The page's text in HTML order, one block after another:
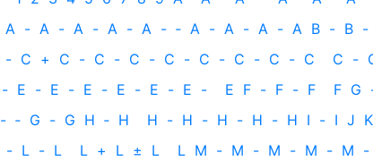
A - A - A - A - A - ‐ A - A - A - A B - B -
- C + C - C - C - C - C - C - C - C C -
- E - E - E - E - E - E - E F - F - F F G
- ‐ G - G H ‐ H H - H - H - H - H I - I J K
- L - L L + L ± L L M - M - M - M - M -